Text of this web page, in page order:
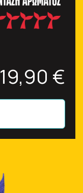
19,90 €